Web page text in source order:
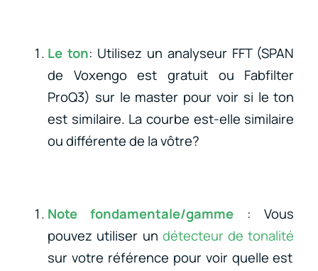
Le ton: Utilisez un analyseur FFT (SPAN
de Voxengo est gratuit ou Fabfilter
ProQ3) sur le master pour voir si le ton
est similaire. La courbe est-elle similaire
ou différente de la vôtre?
Note fondamentale/gamme
: Vous
pouvez utiliser un détecteur de tonalité
sur votre référence pour voir quelle est